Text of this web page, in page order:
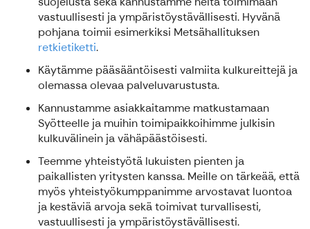
vastuullisesti ja ympäristöystävällisesti. Hyvänä
pohjana toimii esimerkiksi Metsähallituksen
retkietiketti.
Käytämme pääsääntöisesti valmiita kulkureittejä ja
olemassa olevaa palveluvarustusta.
Kannustamme asiakkaitamme matkustamaan
Syötteelle ja muihin toimipaikkoihimme julkisin
kulkuvälinein ja vähäpäästöisesti.
Teemme yhteistyötä lukuisten pienten ja
paikallisten yritysten kanssa. Meille on tärkeää, että
myös yhteistyökumppanimme arvostavat luontoa
ja kestäviä arvoja sekä toimivat turvallisesti,
vastuullisesti ja ympäristöystävällisesti.